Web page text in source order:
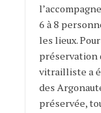
6 à 8
les lieux.
préservation
vitrailliste a
des
préservée,